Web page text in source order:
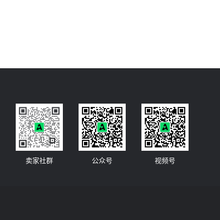
卖家社群 公众号 视频号